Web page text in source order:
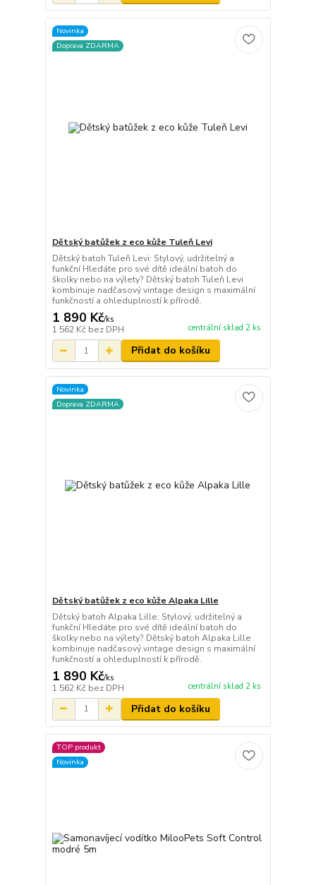
Novinka
Doprava ZDARMA
Dětský batůžek z eco kůže Tuleň Levi
Dětský batoh Tuleň Levi: Stylový, udržitelný a
funkční Hledáte pro své dítě ideální batoh do
školky nebo na výlety? Dětský batoh Tuleň Levi
kombinuje nadčasový vintage design s maximální
funkčností a ohleduplností k přírodě.
1 890 Kč/ks
1 562 Kč bez DPH centrální sklad 2 ks
Přidat do košíku
Novinka
Doprava ZDARMA
Dětský batůžek z eco kůže Alpaka Lille
Dětský batoh Alpaka Lille: Stylový, udržitelný a
funkční Hledáte pro své dítě ideální batoh do
školky nebo na výlety? Dětský batoh Alpaka Lille
kombinuje nadčasový vintage design s maximální
funkčností a ohleduplností k přírodě.
1 890 Kč/ks
1 562 Kč bez DPH centrální sklad 2 ks
Přidat do košíku
TOP produkt
Novinka